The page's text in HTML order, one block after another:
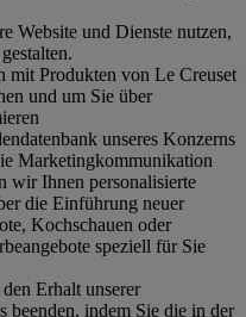
Website und Dienste nutzen,
mit Produkten von Le Creuset
und um Sie über
unseres Konzerns
Marketingkommunikation
wir Ihnen personalisierte
die Einführung neuer
Kochschauen oder
speziell für Sie
Erhalt unserer
beenden, indem Sie die in der